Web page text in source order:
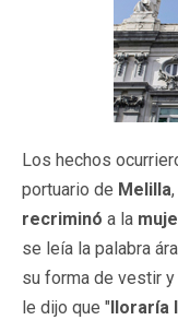
Los hechos
portuario de Melilla
recriminó a la
se leía la palabra
su forma de vestir
le dijo que "lloraría